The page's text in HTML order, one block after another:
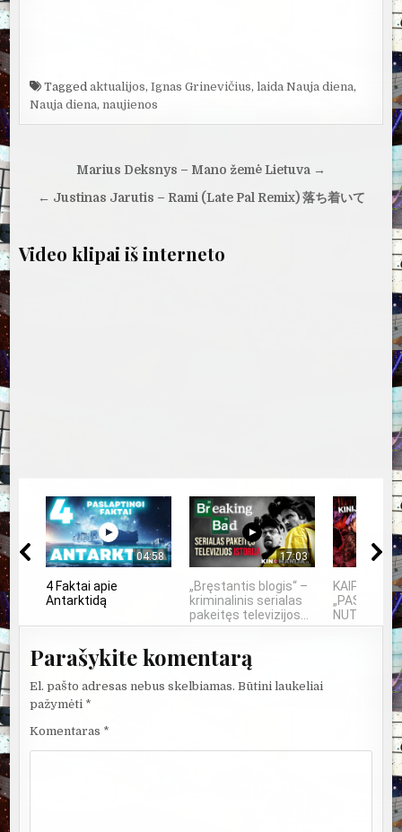
Taggedaktualijos,Ignas Grinevičius,laida Nauja diena,
Nauja diena,naujienos
Navigacija
tarp
Marius Deksnys – Mano žemė Lietuva →
← Justinas Jarutis – Rami (Late Pal Remix) 落ち着いて
Video klipai iš interneto
04:58
4 Faktai apie
Antarktidą
17:03
„Bręstantis blogis“ –
kriminalinis serialas
pakeitęs televizijos...
KAIP
„PASAULIO
NUTYLĖTA
Parašykite komentarą
El. pašto adresas nebus skelbiamas. Būtini laukeliai
pažymėti *
Komentaras *